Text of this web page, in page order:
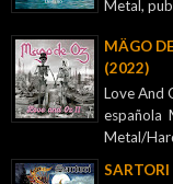
Metal,
MÄGO
(2022)
Love And
española
Metal/